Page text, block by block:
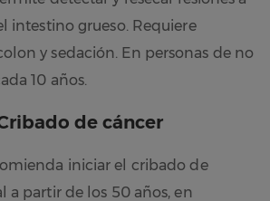
intestino grueso. Requiere
y sedación. En personas de no
10 años.
de cáncer
iniciar el cribado de
a partir de los 50 años, en